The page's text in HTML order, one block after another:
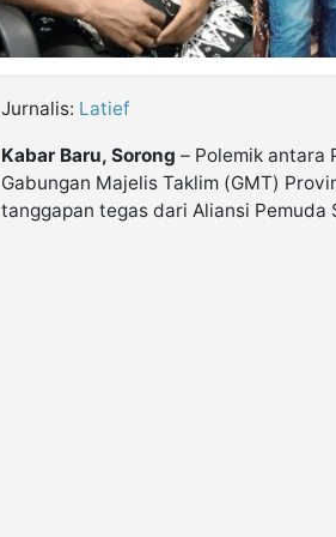
Jurnalis: Latief
Kabar Baru, Sorong – Polemik antara
Gabungan Majelis Taklim (GMT)
tanggapan tegas dari Aliansi Pemuda